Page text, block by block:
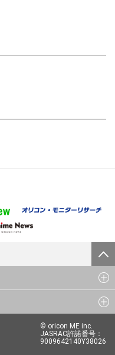
© oricon ME inc.
JASRAC許諾番号：
9009642140Y38026